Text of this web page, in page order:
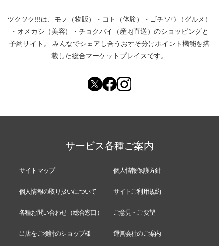
ツクツク!!!は、 モノ（物販） ・ コト（体験） ・ ゴチソウ（グルメ）
・ オメカシ（美容） ・ チョクバイ（産地直送） のショッピングと
予約サイト。
みんなでシェアし合う おすそ分けポイント機能を搭
載した総合マーケットプレイスです。
サービス各種ご案内
サイトマップ 個人情報保護方針
個人情報の取り扱いについて サイトご利用規約
各種お問い合わせ（総合窓口） ご意見・ご要望
出店をご検討のショップ様 運営会社のご案内